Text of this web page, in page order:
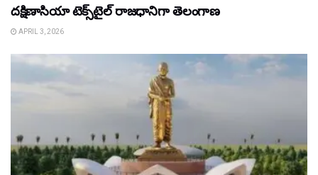
దక్షిణాసియా టెక్స్‌టైల్ రాజధానిగా తెలంగాణ
APRIL 3, 2026